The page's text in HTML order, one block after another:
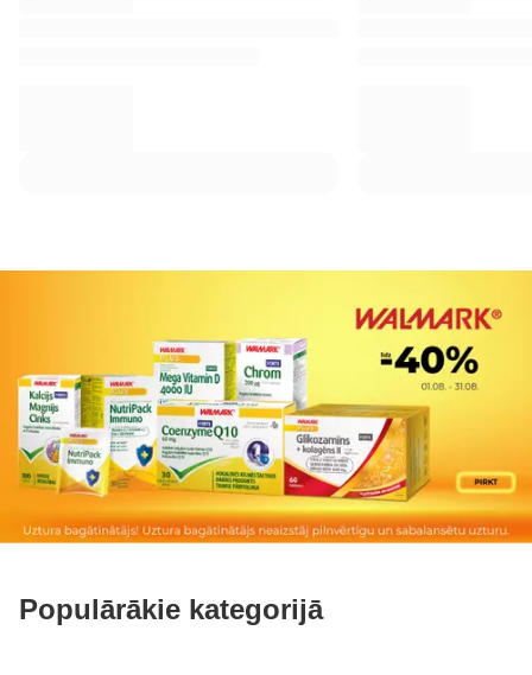
Populārākie kategorijā